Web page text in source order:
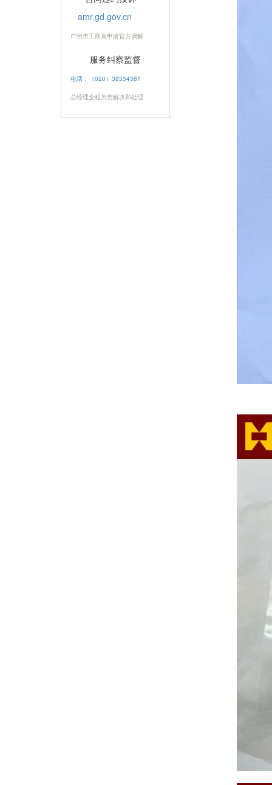
amr.gd.gov.cn
广州市工商局申请官方调解
服务纠察监督
电话：（020）38354381
总经理全程为您解决和处理